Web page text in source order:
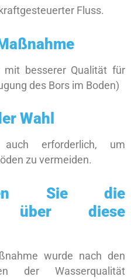
Fluss.
mit besserer Qualität für
des Bors im Boden)
Wahl
auch erforderlich, um
zu vermeiden.
Sie die
über diese
wurde nach den
der Wasserqualität